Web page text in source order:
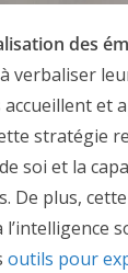
des
verbaliser
accueillent et
stratégie
soi et la
De plus,
outils pour